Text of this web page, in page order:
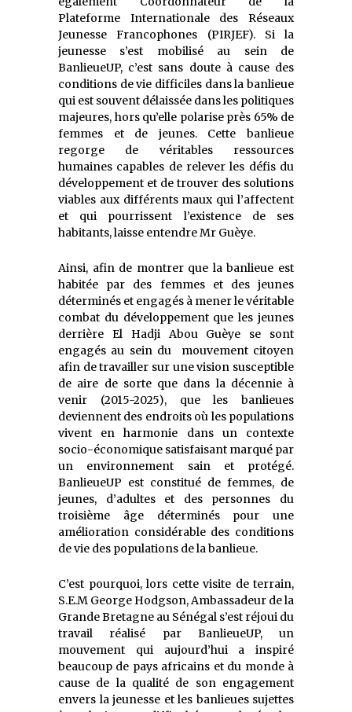
Plateforme Internationale des Réseaux
Jeunesse Francophones (PIRJEF). Si la
jeunesse s’est mobilisé au sein de
BanlieueUP, c’est sans doute à cause des
conditions de vie difficiles dans la banlieue
qui est souvent délaissée dans les politiques
majeures, hors qu’elle polarise près 65% de
femmes et de jeunes. Cette banlieue
regorge de véritables ressources
humaines capables de relever les défis du
développement et de trouver des solutions
viables aux différents maux qui l’affectent
et qui pourrissent l’existence de ses
habitants, laisse entendre Mr Guèye.
Ainsi, afin de montrer que la banlieue est
habitée par des femmes et des jeunes
déterminés et engagés à mener le véritable
combat du développement que les jeunes
derrière El Hadji Abou Guèye se sont
engagés au sein du mouvement citoyen
afin de travailler sur une vision susceptible
de aire de sorte que dans la décennie à
venir (2015-2025), que les banlieues
deviennent des endroits où les populations
vivent en harmonie dans un contexte
socio-économique satisfaisant marqué par
un environnement sain et protégé.
BanlieueUP est constitué de femmes, de
jeunes, d’adultes et des personnes du
troisième âge déterminés pour une
amélioration considérable des conditions
de vie des populations de la banlieue.
C’est pourquoi, lors cette visite de terrain,
S.E.M George Hodgson, Ambassadeur de la
Grande Bretagne au Sénégal s’est réjoui du
travail réalisé par BanlieueUP, un
mouvement qui aujourd’hui a inspiré
beaucoup de pays africains et du monde à
cause de la qualité de son engagement
envers la jeunesse et les banlieues sujettes